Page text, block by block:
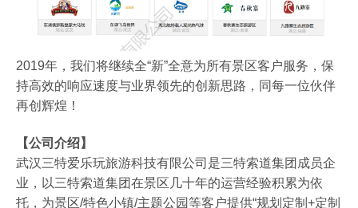
2019年，我们将继续全“新”全意为所有景区客户服务，保
持高效的响应速度与业界领先的创新思路，同每一位伙伴
再创辉煌！
【公司介绍】
武汉三特爱乐玩旅游科技有限公司是三特索道集团成员企
业，以三特索道集团在景区几十年的运营经验积累为依
托，为景区/特色小镇/主题公园等客户提供“规划定制+定制